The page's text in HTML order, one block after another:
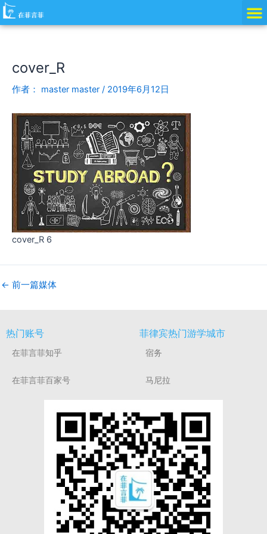
跳
至
cover_R
作者： master master / 2019年6月12日
cover_R 6
Post
navigation
← 前一篇媒体
热门账号
在菲言菲知乎
在菲言菲百家号
菲律宾热门游学城市
宿务
马尼拉